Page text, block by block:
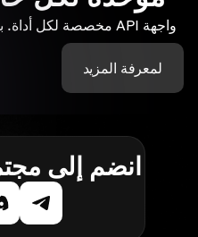
واجهة API مخصصة لكل أداة. بسيطة، سريعة، وموثقة بالكامل
لمعرفة المزيد
انضم إلى